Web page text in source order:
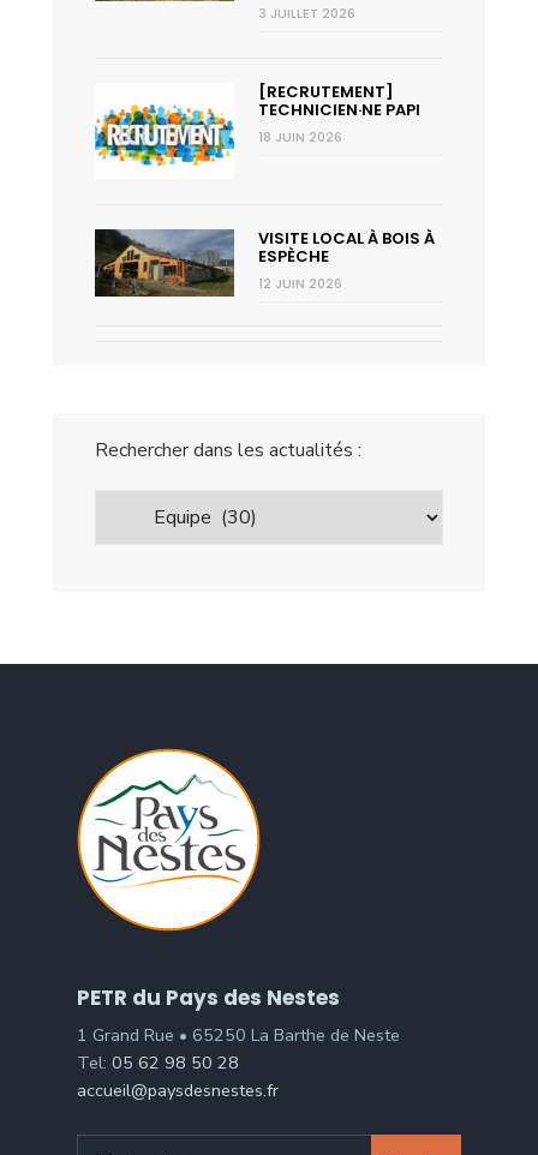
3 JUILLET 2026
[RECRUTEMENT]
TECHNICIEN·NE PAPI
18 JUIN 2026
VISITE LOCAL À BOIS À
ESPÈCHE
12 JUIN 2026
Rechercher dans les actualités :
PETR du Pays des Nestes
1 Grand Rue • 65250 La Barthe de Neste
Tel: 05 62 98 50 28
accueil@paysdesnestes.fr